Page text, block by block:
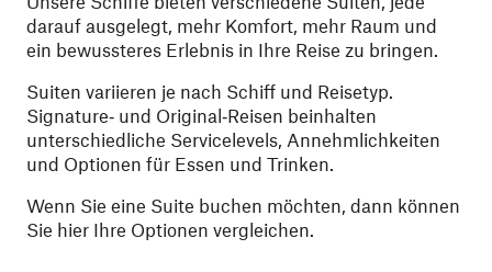
darauf ausgelegt, mehr Komfort, mehr Raum und
ein bewussteres Erlebnis in Ihre Reise zu bringen.
Suiten variieren je nach Schiff und Reisetyp.
Signature‑ und Original‑Reisen beinhalten
unterschiedliche Servicelevels, Annehmlichkeiten
und Optionen für Essen und Trinken.
Wenn Sie eine Suite buchen möchten, dann können
Sie hier Ihre Optionen vergleichen.